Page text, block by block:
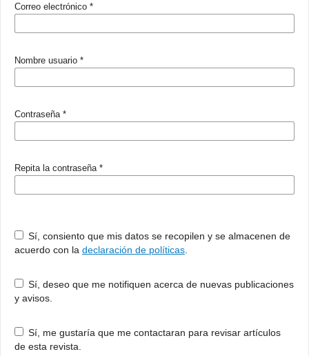
Correo electrónico *
Nombre usuario *
Contraseña *
Repita la contraseña *
Sí, consiento que mis datos se recopilen y se almacenen de
acuerdo con la declaración de políticas.
Sí, deseo que me notifiquen acerca de nuevas publicaciones
y avisos.
Sí, me gustaría que me contactaran para revisar artículos
de esta revista.